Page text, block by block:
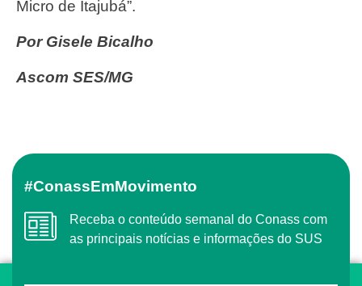
Micro de Itajubá”.
Por Gisele Bicalho
Ascom SES/MG
#ConassEmMovimento
Receba o conteúdo semanal do Conass com
as principais notícias e informações do SUS